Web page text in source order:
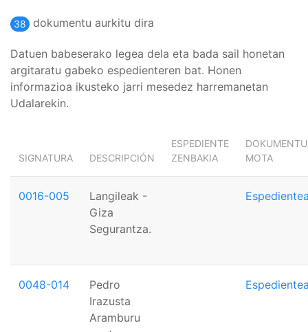
38 dokumentu aurkitu dira
Datuen babeserako legea dela eta bada sail honetan
argitaratu gabeko espedienteren bat. Honen
informazioa ikusteko jarri mesedez harremanetan
Udalarekin.
SIGNATURA DESCRIPCIÓN
ESPEDIENTE
ZENBAKIA
DOKUMENTU
MOTA
0016-005
Langileak -
Giza
Segurantza.
0048-014
Pedro
Irazusta
Aramburu